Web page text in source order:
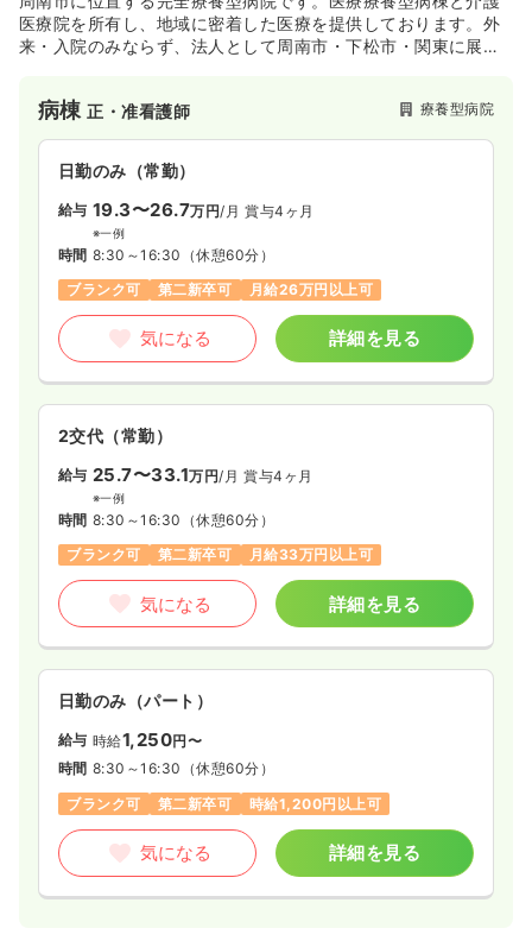
医療院を所有し、地域に密着した医療を提供しております。外
来・入院のみならず、法人として周南市・下松市・関東に展開
病棟正・准看護師 療養型病院
日勤のみ（常勤）
給与 19.3〜26.7万円/月 賞与4ヶ月
※一例
時間 8:30～16:30 （休憩60分）
ブランク可
第二新卒可 月給26万円以上可
気になる 詳細を見る
2交代（常勤）
給与 25.7〜33.1万円/月 賞与4ヶ月
※一例
時間 8:30～16:30 （休憩60分）
ブランク可
第二新卒可 月給33万円以上可
気になる 詳細を見る
日勤のみ（パート）
給与 時給1,250円〜
時間 8:30～16:30 （休憩60分）
ブランク可
第二新卒可 時給1,200円以上可
気になる 詳細を見る